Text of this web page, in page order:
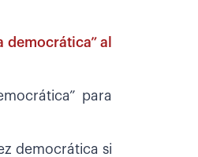
al
para
democrática si